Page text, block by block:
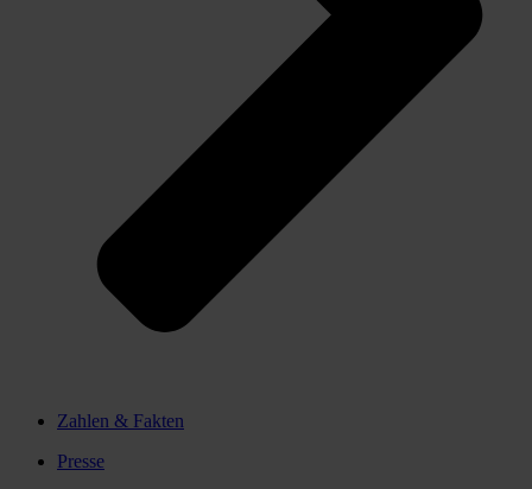
Zahlen & Fakten
Presse